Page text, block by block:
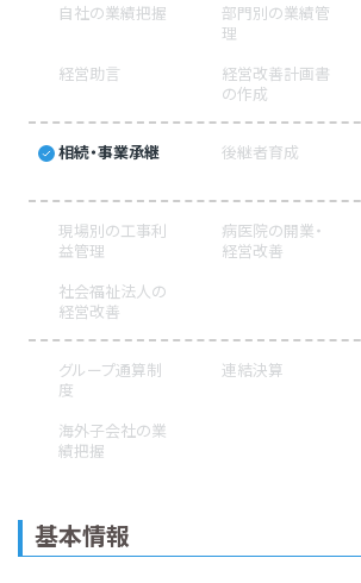
自社の業績把握
部門別の業績管
理
経営助言
経営改善計画書
の作成
相続・事業承継 後継者育成
現場別の工事利
益管理
病医院の開業・
経営改善
社会福祉法人の
経営改善
グループ通算制
度
連結決算
海外子会社の業
績把握
基本情報